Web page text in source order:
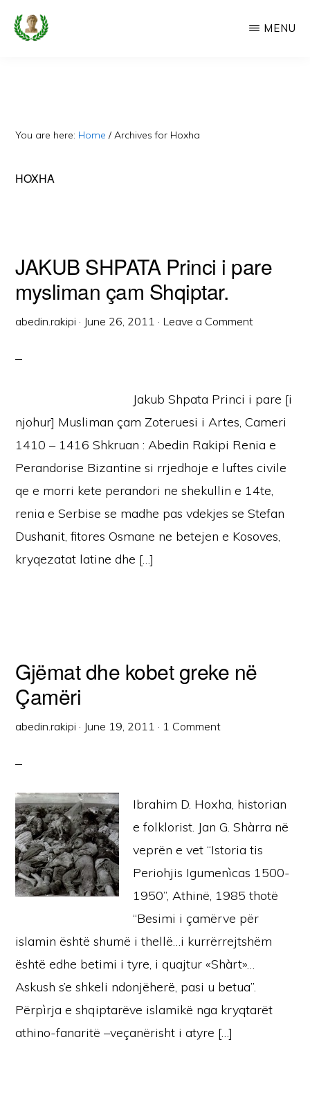
Skip
Faqe
Dedikuar
MENU
You are here: Home / Archives for Hoxha
HOXHA
JAKUB SHPATA Princi i pare
mysliman çam Shqiptar.
abedin.rakipi · June 26, 2011 · Leave a Comment
Jakub Shpata Princi i pare [i
njohur] Musliman çam Zoteruesi i Artes, Cameri
1410 – 1416 Shkruan : Abedin Rakipi Renia e
Perandorise Bizantine si rrjedhoje e luftes civile
qe e morri kete perandori ne shekullin e 14te,
renia e Serbise se madhe pas vdekjes se Stefan
Dushanit, fitores Osmane ne betejen e Kosoves,
kryqezatat latine dhe […]
Gjëmat dhe kobet greke në
Çamëri
abedin.rakipi · June 19, 2011 · 1 Comment
Ibrahim D. Hoxha, historian
e folklorist. Jan G. Shàrra në
veprën e vet “Istoria tis
Periohjis Igumenìcas 1500-
1950”, Athinë, 1985 thotë
“Besimi i çamërve për
islamin është shumë i thellë…i kurrërrejtshëm
është edhe betimi i tyre, i quajtur «Shàrt»…
Askush s’e shkeli ndonjëherë, pasi u betua”.
Përpìrja e shqiptarëve islamikë nga kryqtarët
athino-fanaritë –veçanërisht i atyre […]